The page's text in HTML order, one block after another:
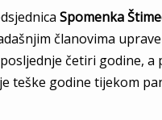
Spomenka
članovima
četiri godine, a
teške godine tijekom